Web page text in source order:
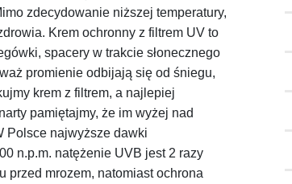
zdecydowanie niższej temperatury,
Krem ochronny z filtrem UV to
spacery w trakcie słonecznego
promienie odbijają się od śniegu,
krem z filtrem, a najlepiej
pamiętajmy, że im wyżej nad
Polsce najwyższe dawki
n.p.m. natężenie UVB jest 2 razy
przed mrozem, natomiast ochrona